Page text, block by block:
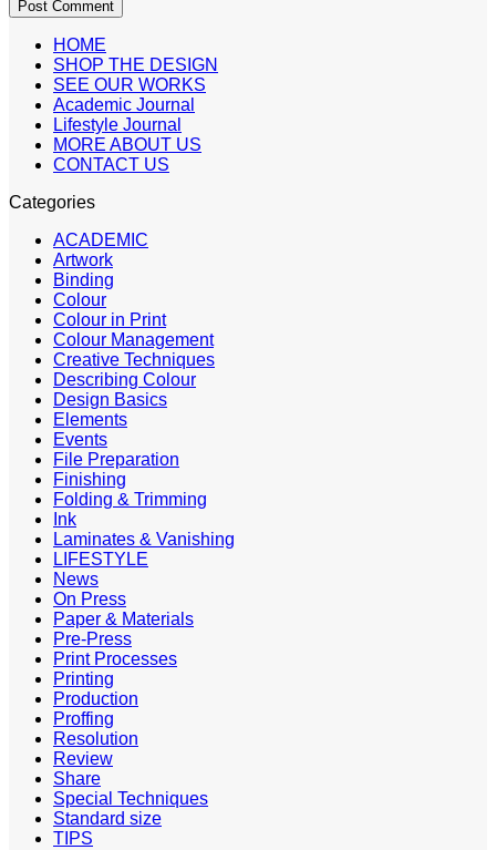
HOME
SHOP THE DESIGN
SEE OUR WORKS
Academic Journal
Lifestyle Journal
MORE ABOUT US
CONTACT US
Categories
ACADEMIC
Artwork
Binding
Colour
Colour in Print
Colour Management
Creative Techniques
Describing Colour
Design Basics
Elements
Events
File Preparation
Finishing
Folding & Trimming
Ink
Laminates & Vanishing
LIFESTYLE
News
On Press
Paper & Materials
Pre-Press
Print Processes
Printing
Production
Proffing
Resolution
Review
Share
Special Techniques
Standard size
TIPS